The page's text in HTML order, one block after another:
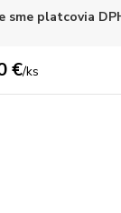
sme platcovia
€/ks